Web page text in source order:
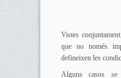
Vistes
que no només
defineixen les
Alguns casos